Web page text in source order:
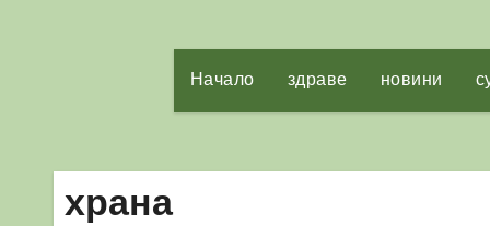
Начало здраве новини
храна